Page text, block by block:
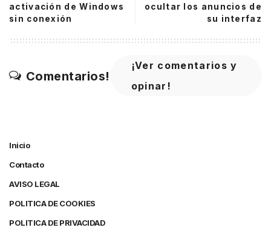
activación de Windows
sin conexión
ocultar los anuncios de
su interfaz
Comentarios!
¡Ver comentarios y
opinar!
Inicio
Contacto
AVISO LEGAL
POLITICA DE COOKIES
POLITICA DE PRIVACIDAD